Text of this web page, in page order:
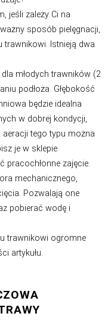
I
jej rodzaje?
jeśli zależy
ważny
trawnikowi.
opcja dla
nacinaniu
w
dosyć